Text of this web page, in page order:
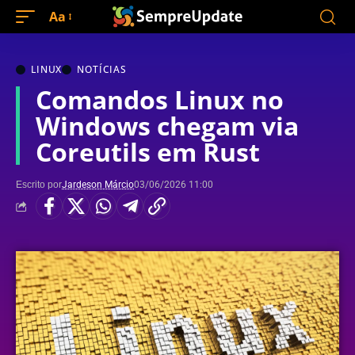
Aa
LINUX NOTÍCIAS
Comandos Linux no
Windows chegam via
Coreutils em Rust
Escrito porJardeson Márcio03/06/2026 11:00